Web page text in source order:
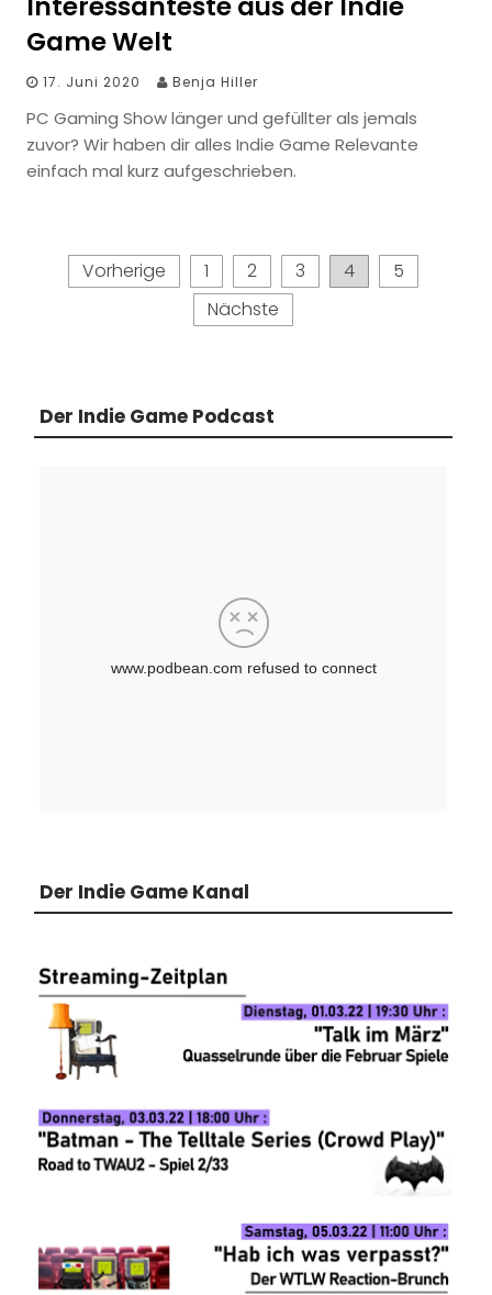
Game Welt
17. Juni 2020 Benja Hiller
PC Gaming Show länger und gefüllter als jemals
zuvor? Wir haben dir alles Indie Game Relevante
einfach mal kurz aufgeschrieben.
Seitennummerierung
Vorherige 1 2 3 4
5
Nächste
Der Indie Game Podcast
Der Indie Game Kanal